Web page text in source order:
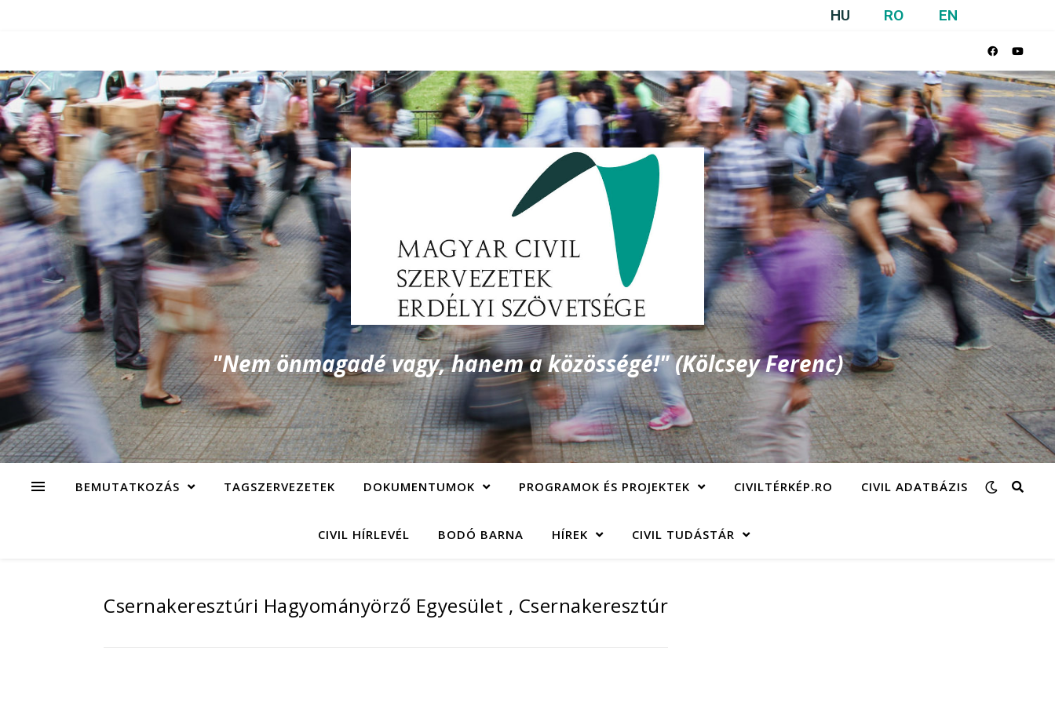
HU RO EN
"Nem önmagadé vagy, hanem a közösségé!" (Kölcsey Ferenc)
BEMUTATKOZÁS TAGSZERVEZETEK DOKUMENTUMOK PROGRAMOK ÉS PROJEKTEK CIVILTÉRKÉP.RO CIVIL ADATBÁZIS
CIVIL HÍRLEVÉL BODÓ BARNA HÍREK CIVIL TUDÁSTÁR
Csernakeresztúri Hagyományörző Egyesület , Csernakeresztúr